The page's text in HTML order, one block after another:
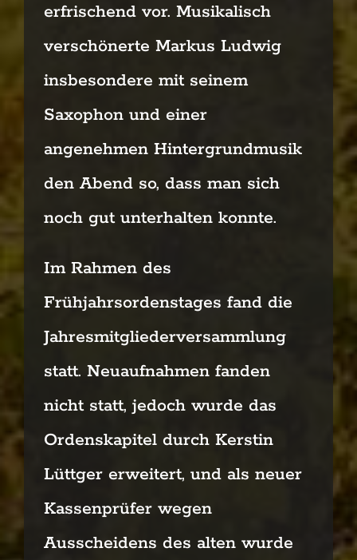
erfrischend vor. Musikalisch
verschönerte Markus Ludwig
insbesondere mit seinem
Saxophon und einer
angenehmen Hintergrundmusik
den Abend so, dass man sich
noch gut unterhalten konnte.
Im Rahmen des
Frühjahrsordenstages fand die
Jahresmitgliederversammlung
statt. Neuaufnahmen fanden
nicht statt, jedoch wurde das
Ordenskapitel durch Kerstin
Lüttger erweitert, und als neuer
Kassenprüfer wegen
Ausscheidens des alten wurde